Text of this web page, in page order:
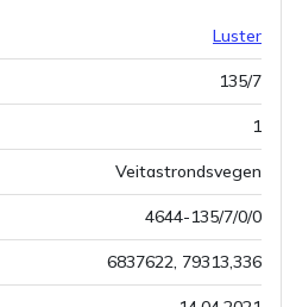
Luster
135/7
1
Veitastrondsvegen
4644-135/7/0/0
6837622, 79313,336